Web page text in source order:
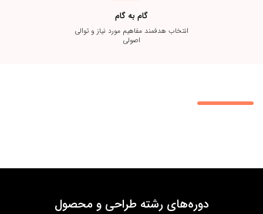
گام به گام
انتخاب هدفمند مفاهیم مورد نیاز و توالی
اصولی
دوره‌های رشته طراحی و محصول